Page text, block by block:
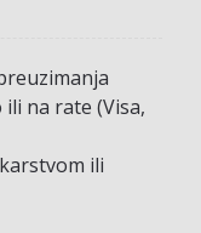
na rate (Visa,
ili